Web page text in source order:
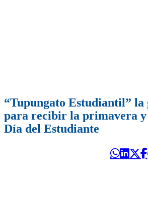
“Tupungato Estudiantil” la
para recibir la primavera y
Día del Estudiante